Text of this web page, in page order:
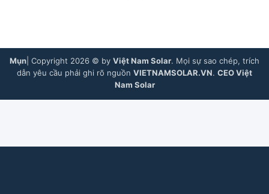
Mụn | Copyright 2026 © by Việt Nam Solar. Mọi sự sao chép, trích
dẫn yêu cầu phải ghi rõ nguồn VIETNAMSOLAR.VN. CEO Việt
Nam Solar